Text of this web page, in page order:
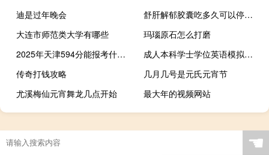
迪是过年晚会
舒肝解郁胶囊吃多久可以停药停了会不会复发
大连市师范类大学有哪些
玛瑙原石怎么打磨
2025年天津594分能报考什么大学
成人本科学士学位英语模拟试卷（成人本科学士学位）
传奇打钱攻略
几月几号是元氏元宵节
尤溪梅仙元宵舞龙几点开始
最大年的视频网站
☚